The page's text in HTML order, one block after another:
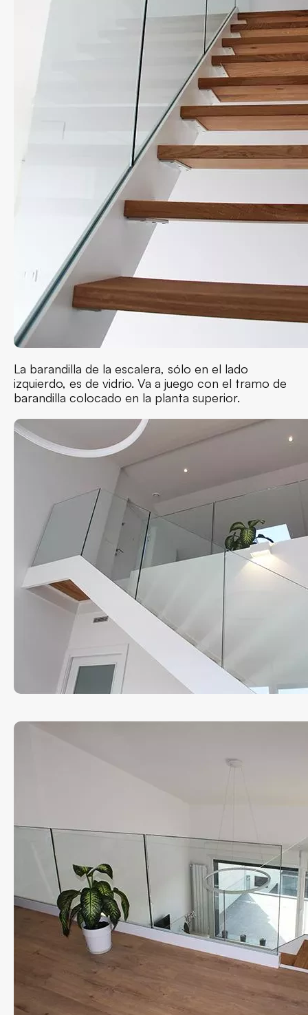
La barandilla de la escalera, sólo en el lado
izquierdo, es de vidrio. Va a juego con el tramo de
barandilla colocado en la planta superior.